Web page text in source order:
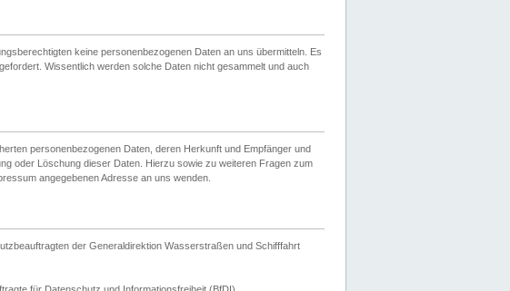
keine personenbezogenen Daten an uns übermitteln. Es
Wissentlich werden solche Daten nicht gesammelt und auch
personenbezogenen Daten, deren Herkunft und Empfänger und
oder Löschung dieser Daten. Hierzu sowie zu weiteren Fragen zum
angegebenen Adresse an uns wenden.
der Generaldirektion Wasserstraßen und Schifffahrt